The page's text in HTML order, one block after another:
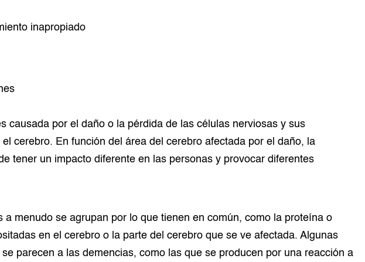
inapropiado
causada por el daño o la pérdida de las células nerviosas y sus
cerebro. En función del área del cerebro afectada por el daño, la
tener un impacto diferente en las personas y provocar diferentes
a menudo se agrupan por lo que tienen en común, como la proteína o
en el cerebro o la parte del cerebro que se ve afectada. Algunas
parecen a las demencias, como las que se producen por una reacción a